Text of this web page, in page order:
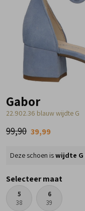
Gabor
22.902.36 blauw wijdte G
99,90 39,99
Deze schoen iswijdte G
Selecteer maat
5
38
6
39